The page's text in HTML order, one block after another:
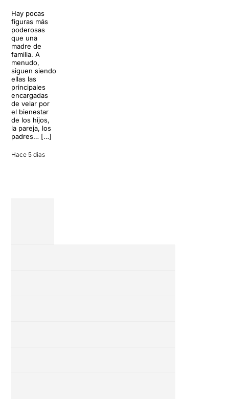
Hay pocas
figuras más
poderosas
que una
madre de
familia. A
menudo,
siguen siendo
ellas las
principales
encargadas
de velar por
el bienestar
de los hijos,
la pareja, los
padres… […]
Hace 5 dias